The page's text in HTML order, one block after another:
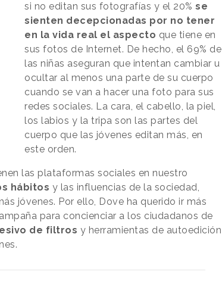
si no editan sus fotografías y el 20% se
sienten decepcionadas por no tener
en la vida real el aspecto que tiene en
sus fotos de Internet. De hecho, el 69% de
las niñas aseguran que intentan cambiar u
ocultar al menos una parte de su cuerpo
cuando se van a hacer una foto para sus
redes sociales. La cara, el cabello, la piel,
los labios y la tripa son las partes del
cuerpo que las jóvenes editan más, en
este orden.
las plataformas sociales en nuestro
hábitos y las influencias de la sociedad,
jóvenes. Por ello, Dove ha querido ir más
para concienciar a los ciudadanos de
de filtros y herramientas de autoedición